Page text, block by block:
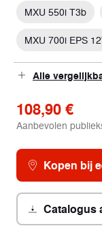
MXU 550i T3b
MXU 700i EPS
Alle
108,90 €
Aanbevolen
Kopen bij
Catalogus